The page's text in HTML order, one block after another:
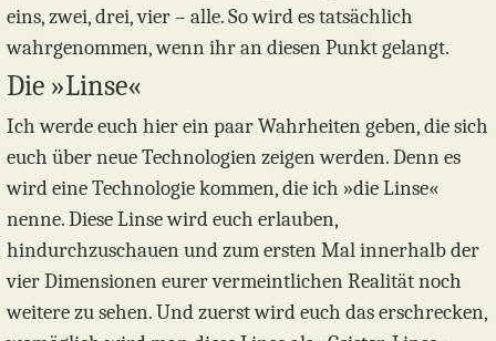
eins, zwei, drei, vier – alle. So wird es tatsächlich
wahrgenommen, wenn ihr an diesen Punkt gelangt.
Die »Linse«
Ich werde euch hier ein paar Wahrheiten geben, die sich
euch über neue Technologien zeigen werden. Denn es
wird eine Technologie kommen, die ich »die Linse«
nenne. Diese Linse wird euch erlauben,
hindurchzuschauen und zum ersten Mal innerhalb der
vier Dimensionen eurer vermeintlichen Realität noch
weitere zu sehen. Und zuerst wird euch das erschrecken,